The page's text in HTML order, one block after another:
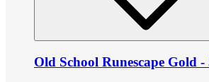
Old School Runescape Gold